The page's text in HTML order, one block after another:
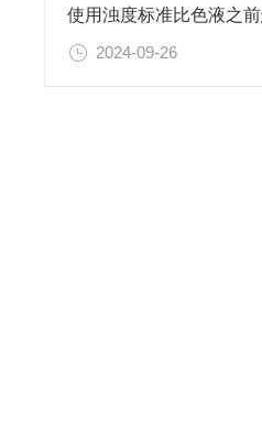
2024-09-26